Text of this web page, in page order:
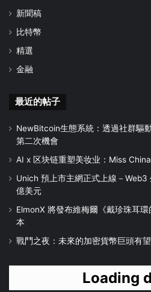
新聞稿
比特幣
精選
金融
最近的帖子
NewBitcoin生態系統：透過社群驅
第二次機會
AI x 区块链重塑美妆业：Miss
Unich 預上市主網正式上線－
億美元
ElmonX 將發布維梅爾《戴珍珠耳
本
戰鬥之夜：未來的加密貨幣巨頭有
Loading